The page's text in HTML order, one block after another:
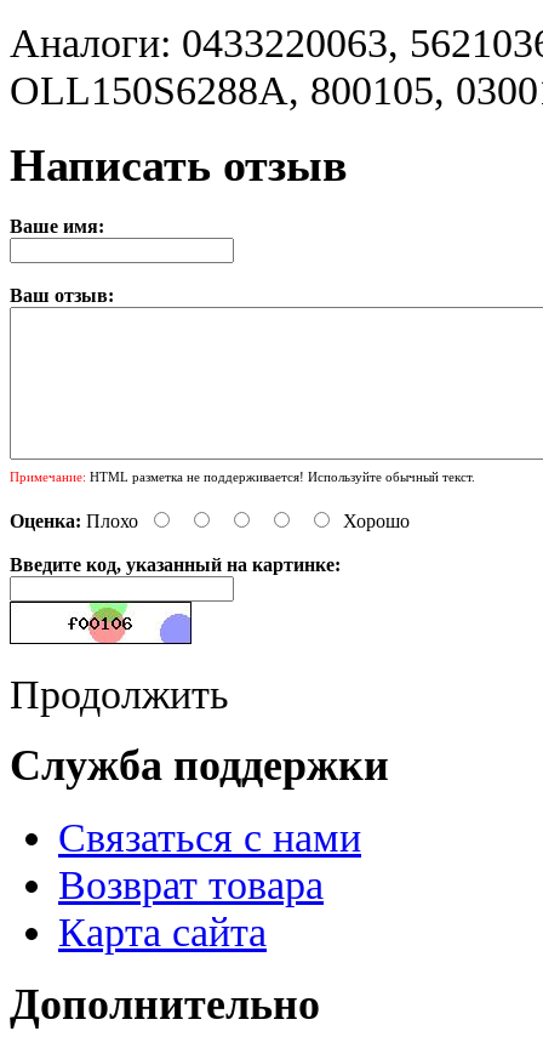
Аналоги: 0433220063,
OLL150S6288A, 800105,
Написать отзыв
Ваше имя:
Ваш отзыв:
Примечание: HTML разметка не поддерживается! Используйте обычный текст.
Оценка: Плохо Хорошо
Введите код, указанный на картинке:
Продолжить
Служба поддержки
Связаться с нами
Возврат товара
Карта сайта
Дополнительно